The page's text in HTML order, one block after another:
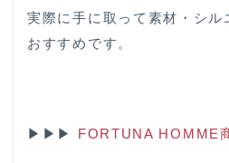
実際に手に取って素材・シル
おすすめです。
▶▶▶ FORTUNA HOMME